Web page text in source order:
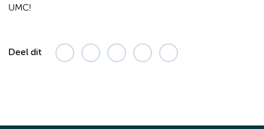
UMC!
Deel dit